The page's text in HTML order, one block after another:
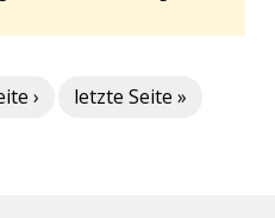
› letzte Seite »